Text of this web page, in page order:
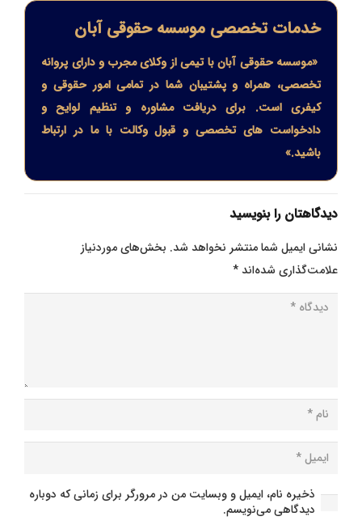
خدمات تخصصی موسسه حقوقی آبان
«موسسه حقوقی آبان با تیمی از وکلای مجرب و دارای پروانه
تخصصی، همراه و پشتیبان شما در تمامی امور حقوقی و
کیفری است. برای دریافت مشاوره و تنظیم لوایح و
دادخواست های تخصصی و قبول وکالت با ما در ارتباط
باشید.»
دیدگاهتان را بنویسید
نشانی ایمیل شما منتشر نخواهد شد. بخش‌های موردنیاز
علامت‌گذاری شده‌اند*
ذخیره نام، ایمیل و وبسایت من در مرورگر برای زمانی که دوباره
دیدگاهی می‌نویسم.